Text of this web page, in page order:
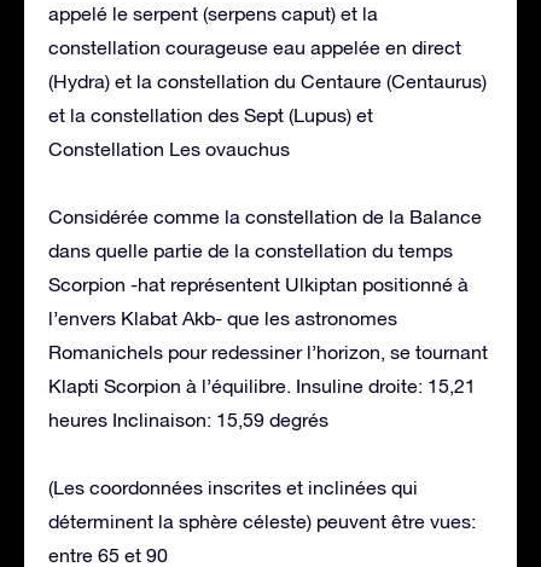
appelé le serpent (serpens caput) et la
constellation courageuse eau appelée en direct
(Hydra) et la constellation du Centaure (Centaurus)
et la constellation des Sept (Lupus) et
Constellation Les ovauchus
Considérée comme la constellation de la Balance
dans quelle partie de la constellation du temps
Scorpion -hat représentent Ulkiptan positionné à
l’envers Klabat Akb- que les astronomes
Romanichels pour redessiner l’horizon, se tournant
Klapti Scorpion à l’équilibre. Insuline droite: 15,21
heures Inclinaison: 15,59 degrés
(Les coordonnées inscrites et inclinées qui
déterminent la sphère céleste) peuvent être vues:
entre 65 et 90